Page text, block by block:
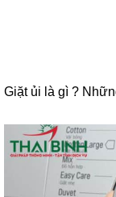
Giặt ủi là gì ?